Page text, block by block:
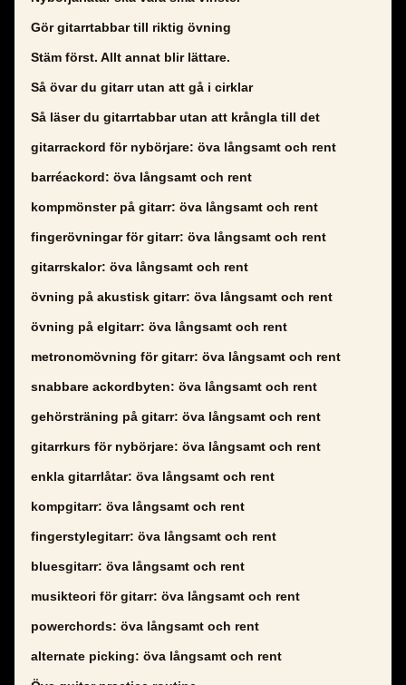
Gör gitarrtabbar till riktig övning
Stäm först. Allt annat blir lättare.
Så övar du gitarr utan att gå i cirklar
Så läser du gitarrtabbar utan att krångla till det
gitarrackord för nybörjare: öva långsamt och rent
barréackord: öva långsamt och rent
kompmönster på gitarr: öva långsamt och rent
fingerövningar för gitarr: öva långsamt och rent
gitarrskalor: öva långsamt och rent
övning på akustisk gitarr: öva långsamt och rent
övning på elgitarr: öva långsamt och rent
metronomövning för gitarr: öva långsamt och rent
snabbare ackordbyten: öva långsamt och rent
gehörsträning på gitarr: öva långsamt och rent
gitarrkurs för nybörjare: öva långsamt och rent
enkla gitarrlåtar: öva långsamt och rent
kompgitarr: öva långsamt och rent
fingerstylegitarr: öva långsamt och rent
bluesgitarr: öva långsamt och rent
musikteori för gitarr: öva långsamt och rent
powerchords: öva långsamt och rent
alternate picking: öva långsamt och rent